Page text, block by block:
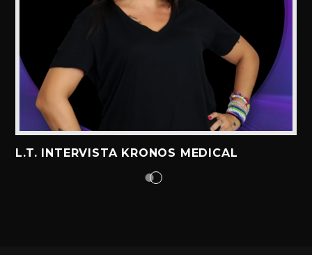
L.T. INTERVISTA KRONOS MEDICAL